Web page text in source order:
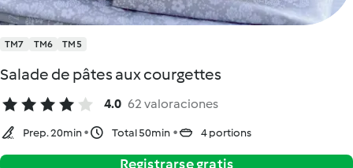
TM7 TM6 TM5
Salade de pâtes aux courgettes
4.0 62 valoraciones
Prep. 20min Total 50min 4 portions
Registrarse gratis